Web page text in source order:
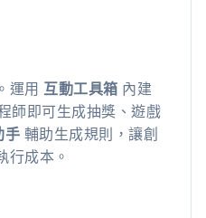
運用 互動工具箱 內建
師即可生成抽獎、遊戲
手 輔助生成規則，讓創
行成本。